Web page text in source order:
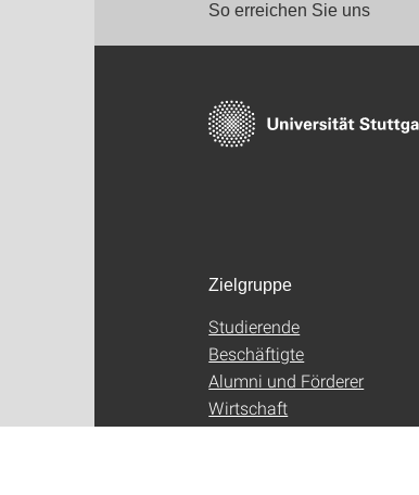
So erreichen Sie uns
Zielgruppe
Studierende
Beschäftigte
Alumni und Förderer
Wirtschaft